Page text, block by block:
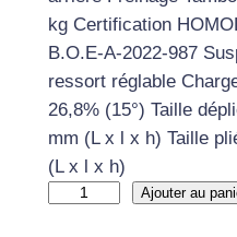
kg Certification
B.O.E-A-2022-987
ressort réglable
26,8% (15°) Taille
mm (L x l x h) Taille
(L x l x h)
Ajouter au